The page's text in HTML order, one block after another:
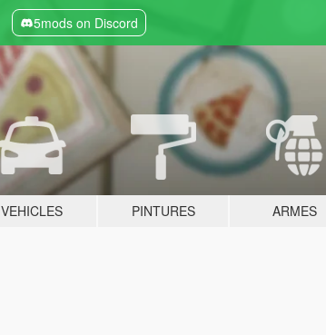
5mods on Discord
VEHICLES PINTURES ARMES